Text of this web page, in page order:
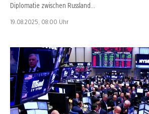
Diplomatie zwischen Russland…
19.08.2025, 08:00 Uhr